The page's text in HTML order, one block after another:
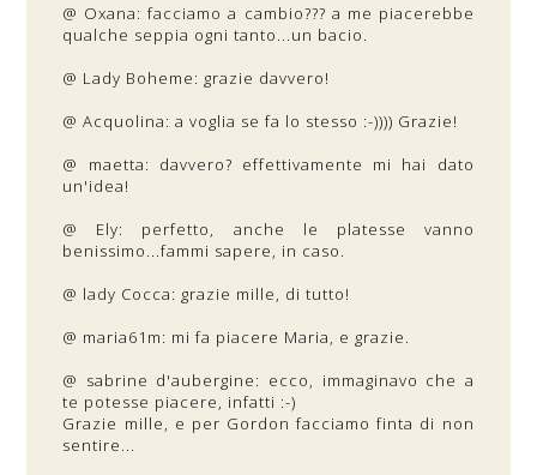
@ Oxana: facciamo a cambio??? a me piacerebbe
qualche seppia ogni tanto...un bacio.
@ Lady Boheme: grazie davvero!
@ Acquolina: a voglia se fa lo stesso :-)))) Grazie!
@ maetta: davvero? effettivamente mi hai dato
un'idea!
@ Ely: perfetto, anche le platesse vanno
benissimo...fammi sapere, in caso.
@ lady Cocca: grazie mille, di tutto!
@ maria61m: mi fa piacere Maria, e grazie.
@ sabrine d'aubergine: ecco, immaginavo che a
te potesse piacere, infatti :-)
Grazie mille, e per Gordon facciamo finta di non
sentire...